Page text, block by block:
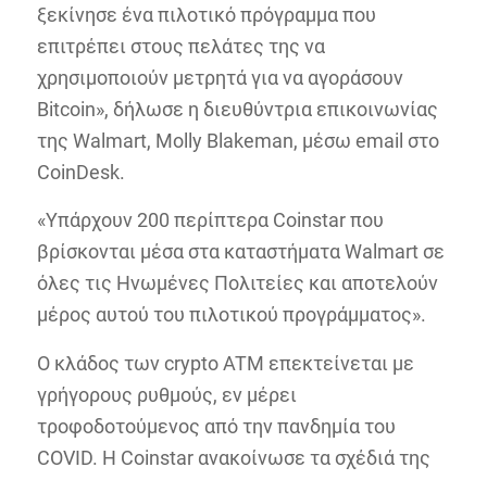
ξεκίνησε ένα πιλοτικό πρόγραμμα που
επιτρέπει στους πελάτες της να
χρησιμοποιούν μετρητά για να αγοράσουν
Bitcoin», δήλωσε η διευθύντρια επικοινωνίας
της Walmart, Molly Blakeman, μέσω email στο
CoinDesk.
«Υπάρχουν 200 περίπτερα Coinstar που
βρίσκονται μέσα στα καταστήματα Walmart σε
όλες τις Ηνωμένες Πολιτείες και αποτελούν
μέρος αυτού του πιλοτικού προγράμματος».
Ο κλάδος των crypto ATM επεκτείνεται με
γρήγορους ρυθμούς, εν μέρει
τροφοδοτούμενος από την πανδημία του
COVID. Η Coinstar ανακοίνωσε τα σχέδιά της